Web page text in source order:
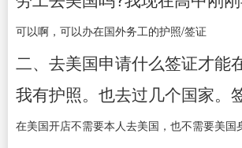
可以啊，可以办在国外务工的护照/签证
二、去美国申请什么签证才能
我有护照。也去过几个国家。
在美国开店不需要本人去美国，也不需要美国